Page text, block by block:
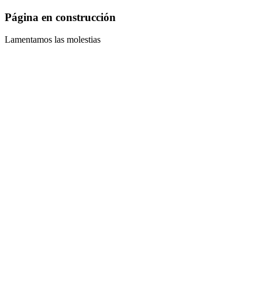
Página en construcción
Lamentamos las molestias